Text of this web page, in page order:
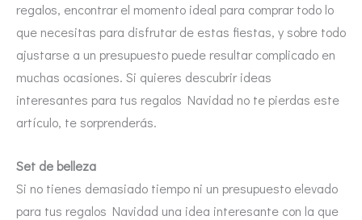
regalos, encontrar el momento ideal para comprar todo lo
que necesitas para disfrutar de estas fiestas, y sobre todo
ajustarse a un presupuesto puede resultar complicado en
muchas ocasiones. Si quieres descubrir ideas
interesantes para tus regalos Navidad no te pierdas este
artículo, te sorprenderás.
Set de belleza
Si no tienes demasiado tiempo ni un presupuesto elevado
para tus regalos Navidad una idea interesante con la que